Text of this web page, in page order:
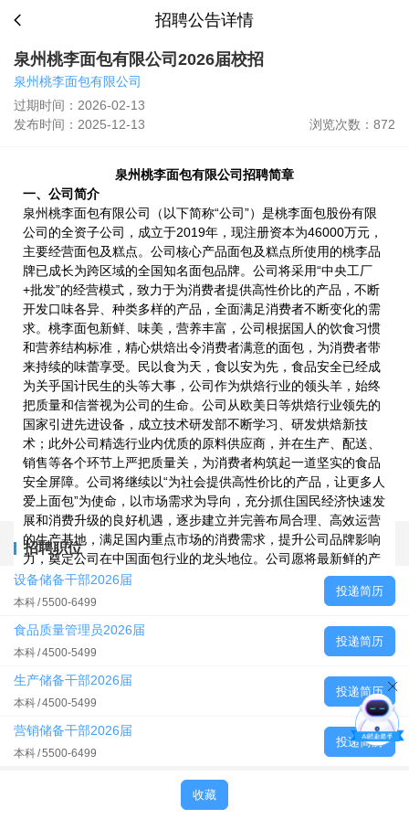
招聘公告详情
泉州桃李面包有限公司2026届校招
泉州桃李面包有限公司
过期时间：2026-02-13
发布时间：2025-12-13
浏览次数：872
泉州桃李面包有限公司招聘简章
一、公司简介
泉州桃李面包有限公司（以下简称“公司”）是桃李面包股份有限
公司的全资子公司，成立于2019年，现注册资本为46000万元，
主要经营面包及糕点。公司核心产品面包及糕点所使用的桃李品
牌已成长为跨区域的全国知名面包品牌。公司将采用“中央工厂
+批发”的经营模式，致力于为消费者提供高性价比的产品，不断
开发口味各异、种类多样的产品，全面满足消费者不断变化的需
求。桃李面包新鲜、味美，营养丰富，公司根据国人的饮食习惯
和营养结构标准，精心烘焙出令消费者满意的面包，为消费者带
来持续的味蕾享受。民以食为天，食以安为先，食品安全已经成
为关乎国计民生的头等大事，公司作为烘焙行业的领头羊，始终
把质量和信誉视为公司的生命。公司从欧美日等烘焙行业领先的
国家引进先进设备，成立技术研发部不断学习、研发烘焙新技
术；此外公司精选行业内优质的原料供应商，并在生产、配送、
销售等各个环节上严把质量关，为消费者构筑起一道坚实的食品
安全屏障。公司将继续以“为社会提供高性价比的产品，让更多人
爱上面包”为使命，以市场需求为导向，充分抓住国民经济快速发
展和消费升级的良好机遇，逐步建立并完善布局合理、高效运营
的生产基地，满足国内重点市场的消费需求，提升公司品牌影响
力，奠定公司在中国面包行业的龙头地位。公司愿将最新鲜的产
品、最优质的服务奉献给广大消费者，让更多人爱上面包。
二、招聘对象
招聘岗位：设备储备干部、质量管理员。
三、专业需求
市场、营销、机械、电子、电气、食品等相关专业应届生。
招聘邮箱：
招聘电话：邓女士13711769453（微信同号）
李女士18559540501（微信同号）
招聘职位
设备储备干部2026届
本科 5500-6499
投递简历
食品质量管理员2026届
本科 4500-5499
投递简历
生产储备干部2026届
本科 4500-5499
投递简历
营销储备干部2026届
本科 5500-6499
投递简历
收藏